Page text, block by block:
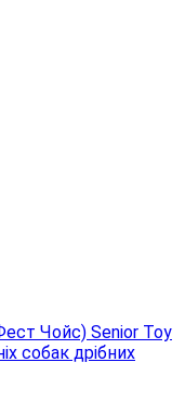
Чойс) Senior Toy
собак дрібних